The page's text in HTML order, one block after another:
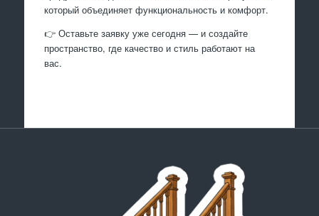
который объединяет функциональность и комфорт.
👉 Оставьте заявку уже сегодня — и создайте
пространство, где качество и стиль работают на
вас.